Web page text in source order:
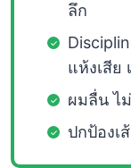
ลึก
แห้งเสีย
ผมลื่น ไ
ปกป้องเ